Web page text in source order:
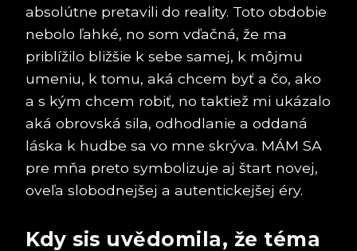
absolútne pretavili do reality. Toto obdobie
nebolo ľahké, no som vďačná, že ma
priblížilo bližšie k sebe samej, k môjmu
umeniu, k tomu, aká chcem byť a čo, ako
a s kým chcem robiť, no taktiež mi ukázalo
aká obrovská sila, odhodlanie a oddaná
láska k hudbe sa vo mne skrýva. MÁM SA
pre mňa preto symbolizuje aj štart novej,
oveľa slobodnejšej a autentickejšej éry.
Kdy sis uvědomila, že téma